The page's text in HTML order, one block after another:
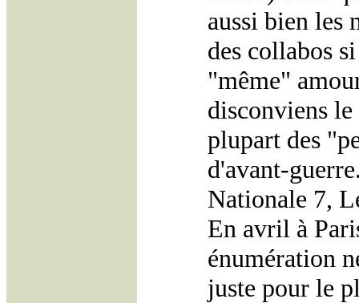
aussi bien les
des collabos
"même"
disconviens
plupart des
d'avant-
Nationale 7,
En avril à
énumération
juste pour le